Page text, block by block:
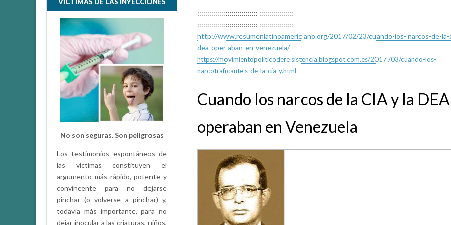
:::::::::::::::::::::::::::::: :::::::::::::::::
:::::::::::::::::::::::::::::: :::::::::::::::::
http://www.resumenlatinoameric ano.org/2017/02/23/cuando-los- narcos-de-la-
dea-oper aban-en-venezuela/
https://movimientopoliticodere sistencia.blogspot.com.es/2017 /03/cuando-los-
narcotraficante s-de-la-cia-y.html
Cuando los narcos de la CIA y la DEA
operaban en Venezuela
VÍCTIMAS DE LAS INYECCIONES
No son seguras. Son peligrosas
Los testimonios espontáneos de
las víctimas constituyen el
argumento más rápido, potente y
convincente para no dejarse
pinchar (o volverse a pinchar) y,
todavía más importante, para no
dejar inocular a las criaturas, niños,